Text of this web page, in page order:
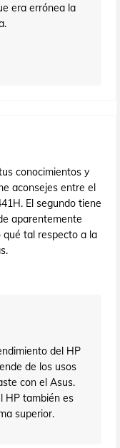
era errónea la
conocimientos y
aconsejes entre el
El segundo tiene
aparentemente
qué tal respecto a la
del HP
de los usos
con el Asus.
HP también es
superior.